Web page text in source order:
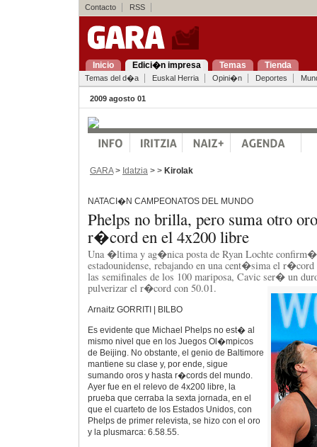
Contacto RSS
Inicio Edici�n impresa Temas Tienda
Temas del d�a Euskal Herria Opini�n Deportes
2009 agosto 01
GARA> Idatzia > > Kirolak
NATACI�N CAMPEONATOS DEL MUNDO
Phelps no brilla, pero suma otro
r�cord en el 4x200 libre
Una �ltima y ag�nica posta de Ryan Lochte confirm�
estadounidense, rebajando en una cent�sima el
las semifinales de los 100 mariposa, Cavic ser� un
pulverizar el r�cord con 50.01.
Arnaitz GORRITI | BILBO
Es evidente que Michael Phelps no est� al
mismo nivel que en los Juegos Ol�mpicos
de Beijing. No obstante, el genio de Baltimore
mantiene su clase y, por ende, sigue
sumando oros y hasta r�cords del mundo.
Ayer fue en el relevo de 4x200 libre, la
prueba que cerraba la sexta jornada, en el
que el cuarteto de los Estados Unidos, con
Phelps de primer relevista, se hizo con el oro
y la plusmarca: 6.58.55.